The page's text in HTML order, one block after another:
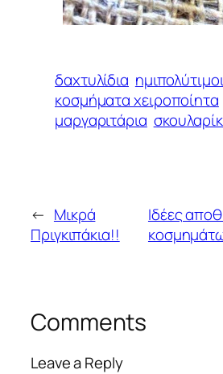
δαχτυλίδια
κοσμήματα χειροποίητα
μαργαριτάρια
← Μικρά
Πριγκιπάκια!!
Ιδέες
Comments
Leave a Reply